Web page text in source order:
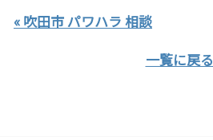
« 吹田市 パワハラ 相談
一覧に戻る